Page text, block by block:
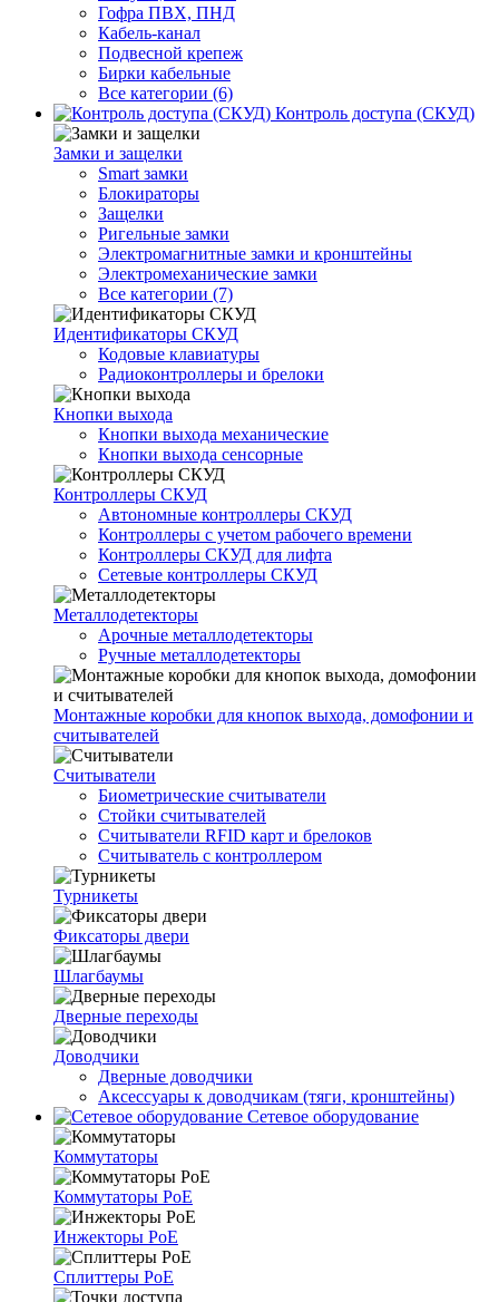
Гофра ПВХ, ПНД
Кабель-канал
Подвесной крепеж
Бирки кабельные
Все категории (6)
Контроль доступа (СКУД)
Замки и защелки
Smart замки
Блокираторы
Защелки
Ригельные замки
Электромагнитные замки и кронштейны
Электромеханические замки
Все категории (7)
Идентификаторы СКУД
Кодовые клавиатуры
Радиоконтроллеры и брелоки
Кнопки выхода
Кнопки выхода механические
Кнопки выхода сенсорные
Контроллеры СКУД
Автономные контроллеры СКУД
Контроллеры с учетом рабочего времени
Контроллеры СКУД для лифта
Сетевые контроллеры СКУД
Металлодетекторы
Арочные металлодетекторы
Ручные металлодетекторы
Монтажные коробки для кнопок выхода, домофонии и
считывателей
Считыватели
Биометрические считыватели
Стойки считывателей
Считыватели RFID карт и брелоков
Считыватель с контроллером
Турникеты
Фиксаторы двери
Шлагбаумы
Дверные переходы
Доводчики
Дверные доводчики
Аксессуары к доводчикам (тяги, кронштейны)
Сетевое оборудование
Коммутаторы
Коммутаторы PoE
Инжекторы PoE
Сплиттеры PoE